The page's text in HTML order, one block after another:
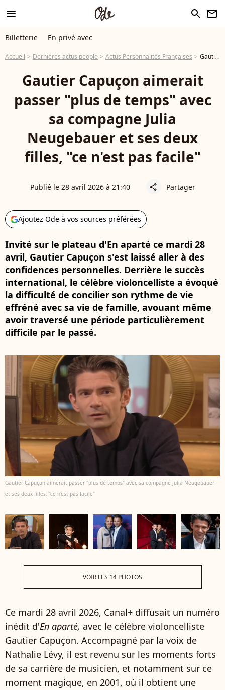
menu search newsletter
Billetterie En privé avec
Accueil Dernières actus people Actus Personnalités Françaises Gautier Capuçon aimerait passer "plus de temps" avec sa compagne Julia Neugebauer et ses deux filles, "ce n'est pas facile"
Gautier Capuçon aimerait
passer "plus de temps" avec
sa compagne Julia
Neugebauer et ses deux
filles, "ce n'est pas facile"
Publié le 28 avril 2026 à 21:40 share Partager
Ajoutez Ode à vos sources préférées
Invité sur le plateau d'En aparté ce mardi 28
avril, Gautier Capuçon s'est laissé aller à des
confidences personnelles. Derrière le succès
international, le célèbre violoncelliste a évoqué
la difficulté de concilier son rythme de vie
effréné avec sa vie de famille, avouant même
avoir traversé une période particulièrement
difficile par le passé.
Gautier Capuçon aimerait passer "plus de temps" avec sa compagne Julia Neugebauer
et ses deux filles, "ce n'est pas facile"
VOIR LES 14 PHOTOS
Ce mardi 28 avril 2026, Canal+ diffusait un numéro
inédit d'En aparté, avec le célèbre violoncelliste
Gautier Capuçon. Accompagné par la voix de
Nathalie Lévy, il est revenu sur les moments forts
de sa carrière de musicien, et notamment sur ce
moment magique, en 2001, où il obtient une